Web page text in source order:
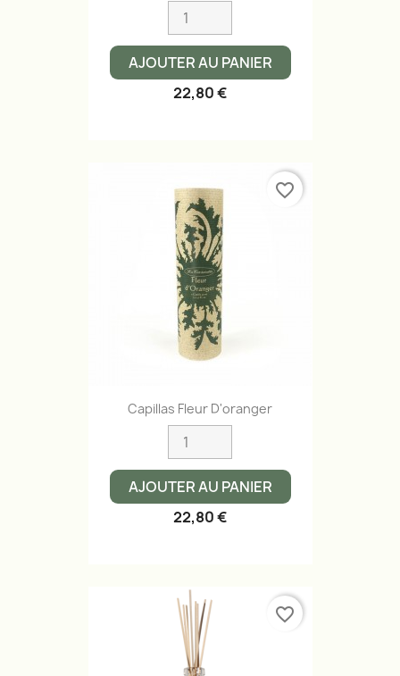
AJOUTER AU PANIER
22,80 €
Capillas Fleur D'oranger
AJOUTER AU PANIER
22,80 €
favorite_border
favorite_border